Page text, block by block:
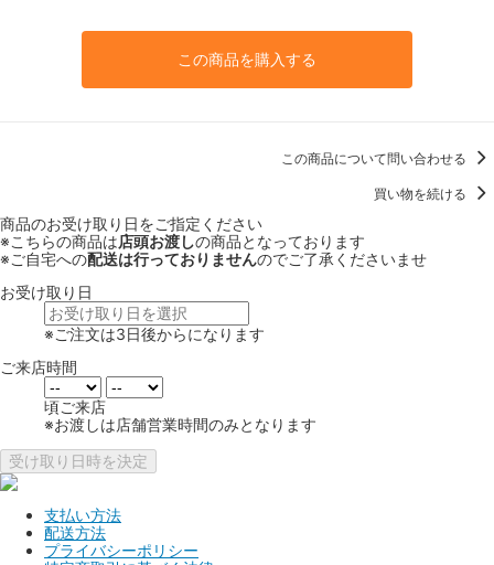
この商品を購入する
この商品について問い合わせる
買い物を続ける
商品のお受け取り日をご指定ください
※こちらの商品は店頭お渡しの商品となっております
※ご自宅への配送は行っておりませんのでご了承くださいませ
お受け取り日
※ご注文は3日後からになります
ご来店時間
頃ご来店
※お渡しは店舗営業時間のみとなります
受け取り日時を決定
支払い方法
配送方法
プライバシーポリシー